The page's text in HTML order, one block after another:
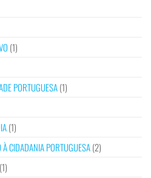
(1)
PORTUGUESA(1)
(1)
CIDADANIA PORTUGUESA(2)
(1)